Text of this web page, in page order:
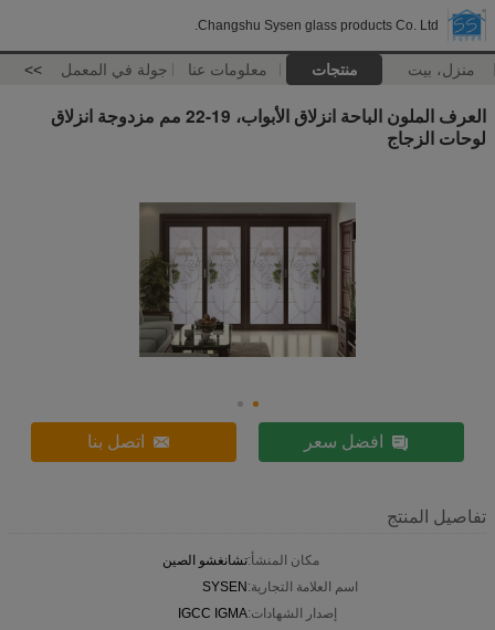
Changshu Sysen glass products Co. Ltd.
منزل، بيت منتجات معلومات عنا جولة في المعمل >>
العرف الملون الباحة انزلاق الأبواب، 19-22 مم مزدوجة انزلاق
لوحات الزجاج
افضل سعر اتصل بنا
تفاصيل المنتج
مكان المنشأ:تشانغشو الصين
اسم العلامة التجارية:SYSEN
إصدار الشهادات:IGCC IGMA